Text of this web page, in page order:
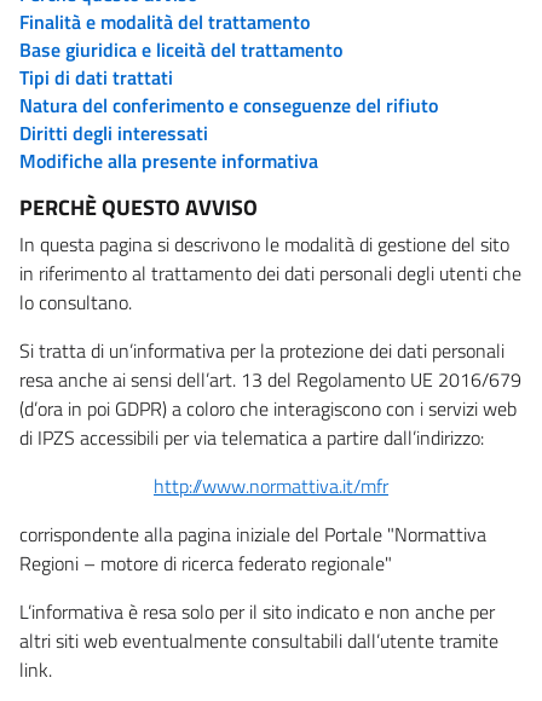
Finalità e modalità del trattamento
Base giuridica e liceità del trattamento
Tipi di dati trattati
Natura del conferimento e conseguenze del rifiuto
Diritti degli interessati
Modifiche alla presente informativa
PERCHÈ QUESTO AVVISO
In questa pagina si descrivono le modalità di gestione del sito
in riferimento al trattamento dei dati personali degli utenti che
lo consultano.
Si tratta di un’informativa per la protezione dei dati personali
resa anche ai sensi dell’art. 13 del Regolamento UE 2016/679
(d’ora in poi GDPR) a coloro che interagiscono con i servizi web
di IPZS accessibili per via telematica a partire dall’indirizzo:
http://www.normattiva.it/mfr
corrispondente alla pagina iniziale del Portale "Normattiva
Regioni – motore di ricerca federato regionale"
L’informativa è resa solo per il sito indicato e non anche per
altri siti web eventualmente consultabili dall’utente tramite
link.